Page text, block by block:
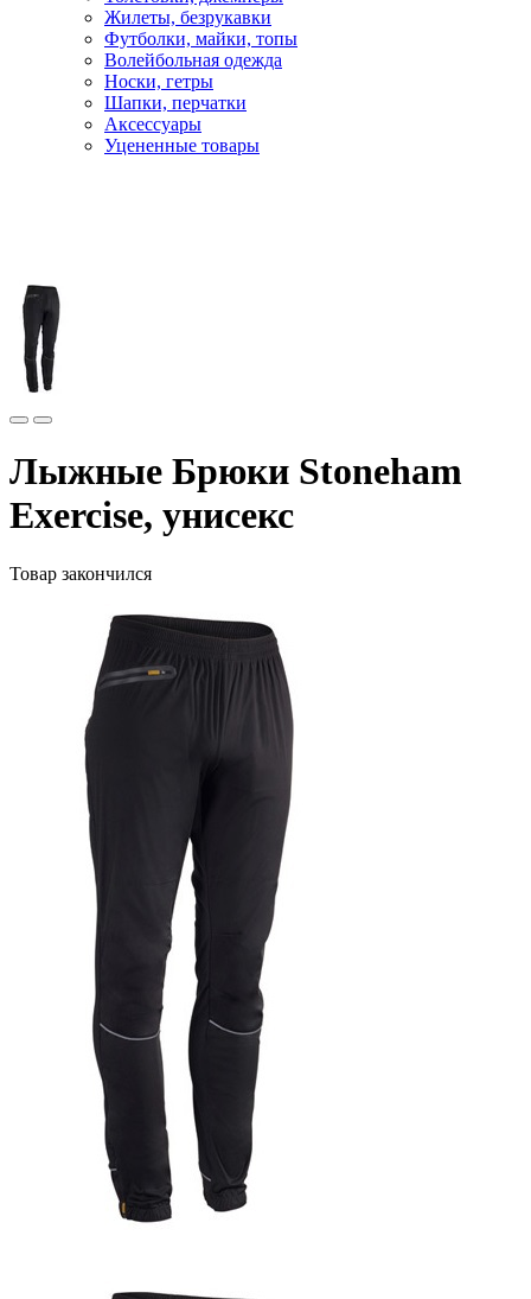
Жилеты, безрукавки
Футболки, майки, топы
Волейбольная одежда
Носки, гетры
Шапки, перчатки
Аксессуары
Уцененные товары
Лыжные Брюки Stoneham
Exercise, унисекс
Товар закончился